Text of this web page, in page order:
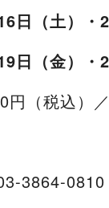
（土）・
（金）・
円（税込）
3864-